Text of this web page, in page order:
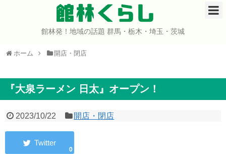
館林くらし
館林発！地域の話題 群馬・栃木・埼玉・茨城
ホーム 開店・閉店
『大泉ラーメン 日太』オープン！
2023/10/22 開店・閉店
0
ホーム
イベント
グルメ